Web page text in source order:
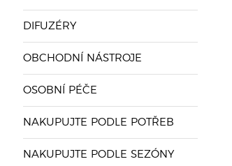
DIFUZÉRY
OBCHODNÍ NÁSTROJE
OSOBNÍ PÉČE
NAKUPUJTE PODLE POTŘEB
NAKUPUJTE PODLE SEZÓNY